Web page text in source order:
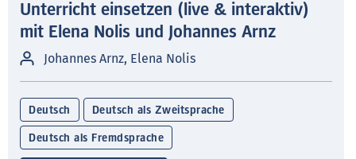
Unterricht einsetzen (live & interaktiv)
mit Elena Nolis und Johannes Arnz
Johannes Arnz, Elena Nolis
Deutsch Deutsch als Zweitsprache
Deutsch als Fremdsprache